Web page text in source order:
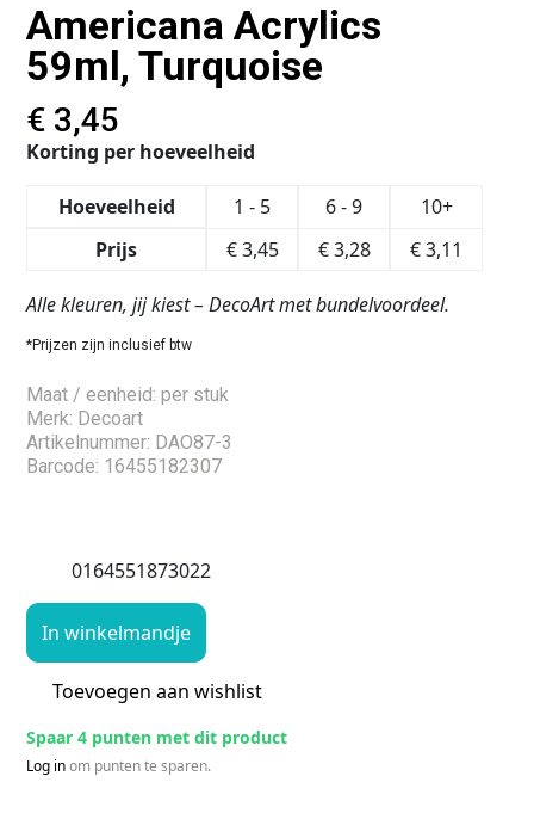
Americana Acrylics
59ml, Turquoise
€ 3,45
Korting per hoeveelheid
Hoeveelheid 1 - 5 6 - 9
10+
Prijs
€3,45 €3,28 €3,11
Alle kleuren, jij kiest – DecoArt met bundelvoordeel.
*Prijzen zijn inclusief btw
Maat / eenheid: per stuk
Merk: Decoart
Artikelnummer: DAO87-3
Barcode: 16455182307
0164551873022
In winkelmandje
Toevoegen aan wishlist
Spaar 4 punten met dit product
Log inom punten te sparen.